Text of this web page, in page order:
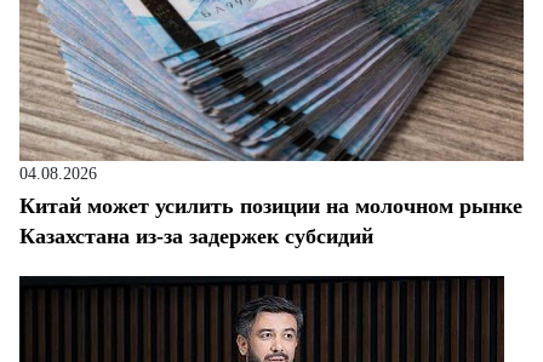
04.08.2026
Китай может усилить позиции на молочном рынке
Казахстана из-за задержек субсидий